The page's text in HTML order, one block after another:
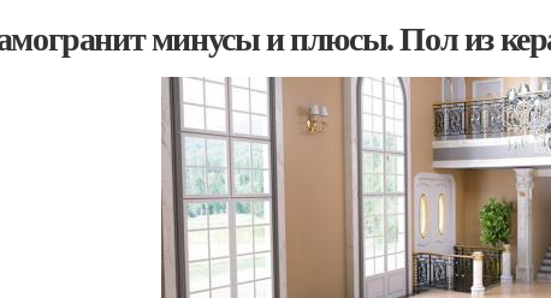
минусы и плюсы. Пол из